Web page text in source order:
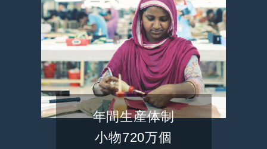
年間生産体制
小物720万個